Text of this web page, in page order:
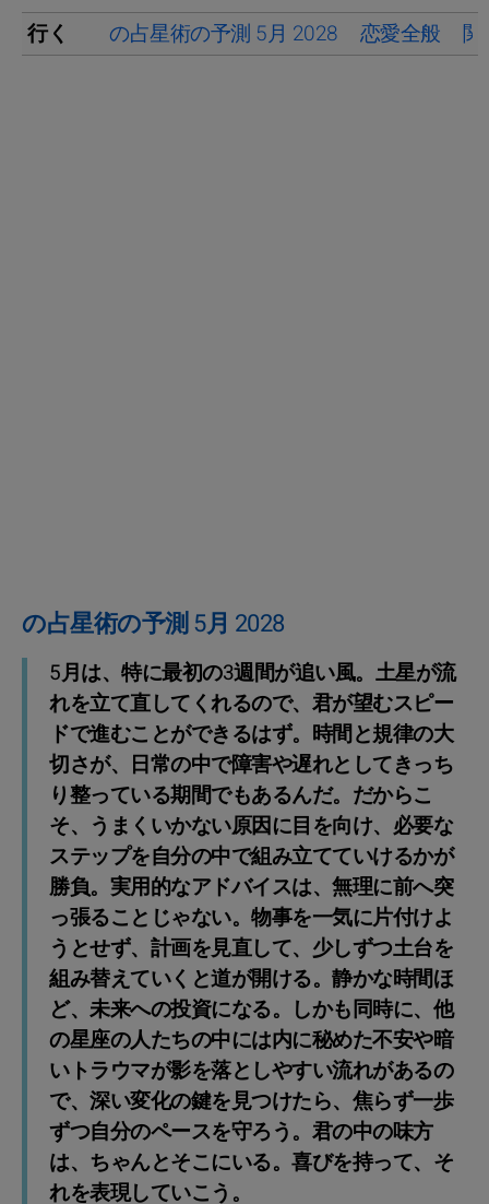
行く の占星術の予測 5月 2028 恋愛全般 関
の占星術の予測 5月 2028
5月は、特に最初の3週間が追い風。土星が流
れを立て直してくれるので、君が望むスピー
ドで進むことができるはず。時間と規律の大
切さが、日常の中で障害や遅れとしてきっち
り整っている期間でもあるんだ。だからこ
そ、うまくいかない原因に目を向け、必要な
ステップを自分の中で組み立てていけるかが
勝負。実用的なアドバイスは、無理に前へ突
っ張ることじゃない。物事を一気に片付けよ
うとせず、計画を見直して、少しずつ土台を
組み替えていくと道が開ける。静かな時間ほ
ど、未来への投資になる。しかも同時に、他
の星座の人たちの中には内に秘めた不安や暗
いトラウマが影を落としやすい流れがあるの
で、深い変化の鍵を見つけたら、焦らず一歩
ずつ自分のペースを守ろう。君の中の味方
は、ちゃんとそこにいる。喜びを持って、そ
れを表現していこう。